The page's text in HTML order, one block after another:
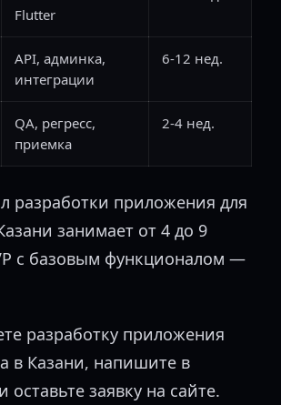
Flutter
API, админка,
интеграции
6-12 нед.
QA, регресс,
приемка
2-4 нед.
разработки приложения для
занимает от 4 до 9
с базовым функционалом —
разработку приложения
в Казани, напишите в
оставьте заявку на сайте.